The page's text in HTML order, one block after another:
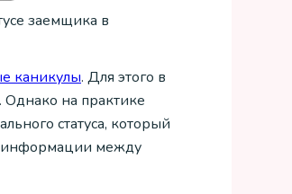
заемщика в
каникулы. Для этого в
на практике
статуса, который
информации между